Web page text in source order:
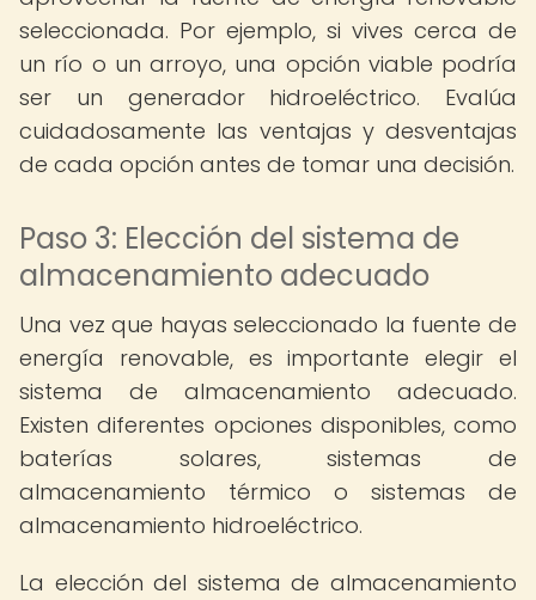
seleccionada. Por ejemplo, si vives cerca de
un río o un arroyo, una opción viable podría
ser un generador hidroeléctrico. Evalúa
cuidadosamente las ventajas y desventajas
de cada opción antes de tomar una decisión.
Paso 3: Elección del sistema de
almacenamiento adecuado
Una vez que hayas seleccionado la fuente de
energía renovable, es importante elegir el
sistema de almacenamiento adecuado.
Existen diferentes opciones disponibles, como
baterías solares, sistemas de
almacenamiento térmico o sistemas de
almacenamiento hidroeléctrico.
La elección del sistema de almacenamiento